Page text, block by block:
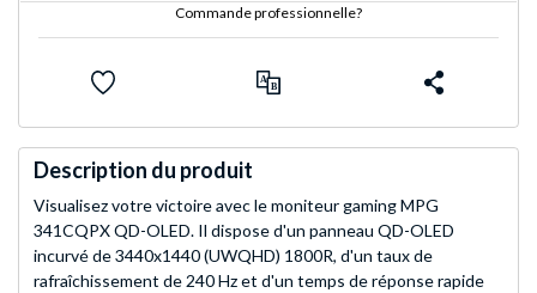
Commande professionnelle?
Description du produit
Visualisez votre victoire avec le moniteur gaming MPG
341CQPX QD-OLED. Il dispose d'un panneau QD-OLED
incurvé de 3440x1440 (UWQHD) 1800R, d'un taux de
rafraîchissement de 240 Hz et d'un temps de réponse rapide